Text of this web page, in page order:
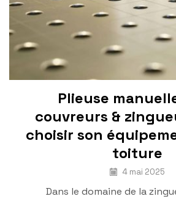
Plieuse
couvreurs &
choisir son
toiture
4 mai 2025
Dans le domaine de la